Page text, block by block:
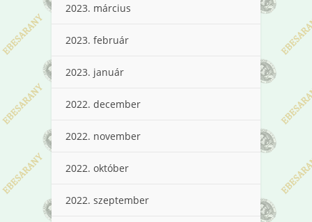
2023. március
2023. február
2023. január
2022. december
2022. november
2022. október
2022. szeptember